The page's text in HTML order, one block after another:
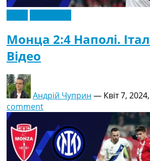
Монца 2:4 Наполі.
Відео
Андрій Чуприн — Квіт 7,
comment